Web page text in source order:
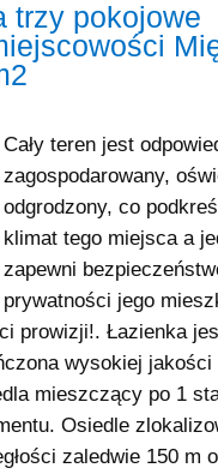
trzy pokojowe
Cały teren jest
zagospodarowany,
odgrodzony, co
klimat tego miejsca a
zapewni
prywatności jego
prowizji!. Łazienka
wysokiej jakości
mieszczący po 1
Osiedle
zaledwie 150 m